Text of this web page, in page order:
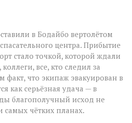
в Бодайбо вертолётом
центра. Прибытие
стало точкой, которой ждали
все, кто следил за
факт, что экипаж эвакуирован в
как серьёзная удача — в
благополучный исход не
самых чётких планах.